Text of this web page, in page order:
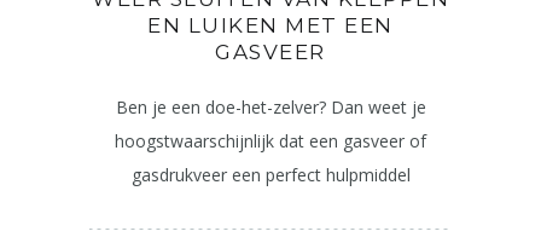
EN LUIKEN MET EEN
GASVEER
Ben je een doe-het-zelver? Dan weet je
hoogstwaarschijnlijk dat een gasveer of
gasdrukveer een perfect hulpmiddel